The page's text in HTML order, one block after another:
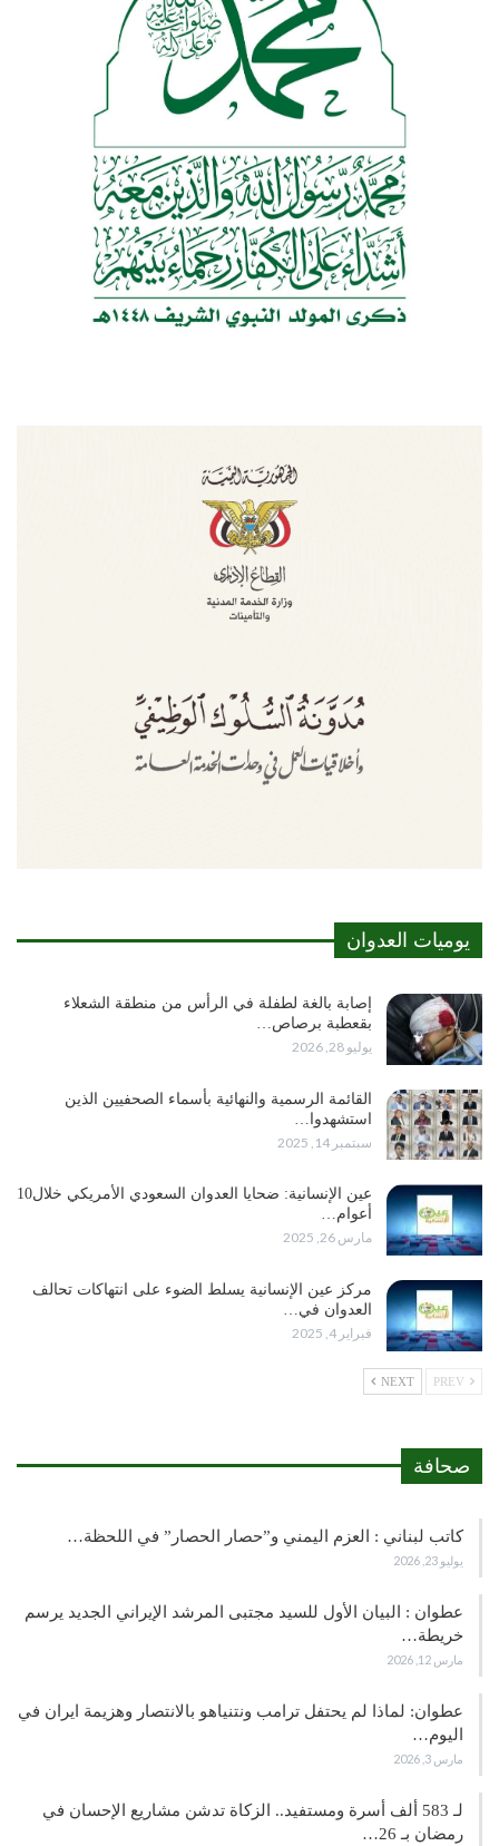
يوميات العدوان
إصابة بالغة لطفلة في الرأس من منطقة الشعلاء
بقعطبة برصاص…
يوليو 28, 2026
القائمة الرسمية والنهائية بأسماء الصحفيين الذين
استشهدوا…
سبتمبر 14, 2025
عين الإنسانية: ضحايا العدوان السعودي الأمريكي خلال10
أعوام…
مارس 26, 2025
مركز عين الإنسانية يسلط الضوء على انتهاكات تحالف
العدوان في…
فبراير 4, 2025
NEXT
صحافة
كاتب لبناني : العزم اليمني و”حصار الحصار” في اللحظة…
يوليو 23, 2026
عطوان : البيان الأول للسيد مجتبى المرشد الإيراني الجديد يرسم
خريطة…
مارس 12, 2026
عطوان: لماذا لم يحتفل ترامب ونتنياهو بالانتصار وهزيمة ايران في
اليوم…
مارس 3, 2026
لـ 583 ألف أسرة ومستفيد.. الزكاة تدشن مشاريع الإحسان في
رمضان بـ 26…